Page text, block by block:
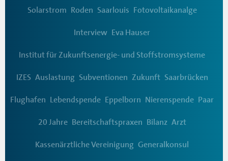
Solarstrom Roden Saarlouis Fotovoltaikanalge
Interview Eva Hauser
Institut für Zukunftsenergie- und Stoffstromsysteme
IZES Auslastung Subventionen Zukunft Saarbrücken
Flughafen Lebendspende Eppelborn Nierenspende Paar
20 Jahre Bereitschaftspraxen Bilanz Arzt
Kassenärztliche Vereinigung Generalkonsul